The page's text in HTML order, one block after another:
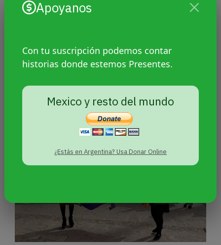
Apoyanos
Con tu suscripción podemos contar
historias donde estemos Presentes.
Mexico y resto del mundo
¿Estás en Argentina? Usa Donar Online
Preocupación de personas
roja” en Mar del Plata